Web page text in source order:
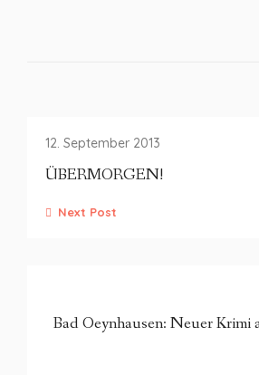
12. September 2013
ÜBERMORGEN!
Next Post
Bad Oeynhausen: Neuer Krimi